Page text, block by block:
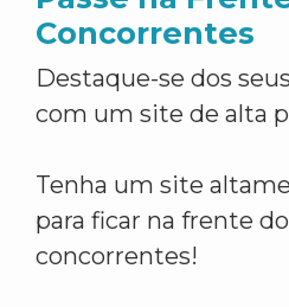
Concorrentes
Destaque-se dos
com um site de alta
Tenha um site
para ficar na frente
concorrentes!